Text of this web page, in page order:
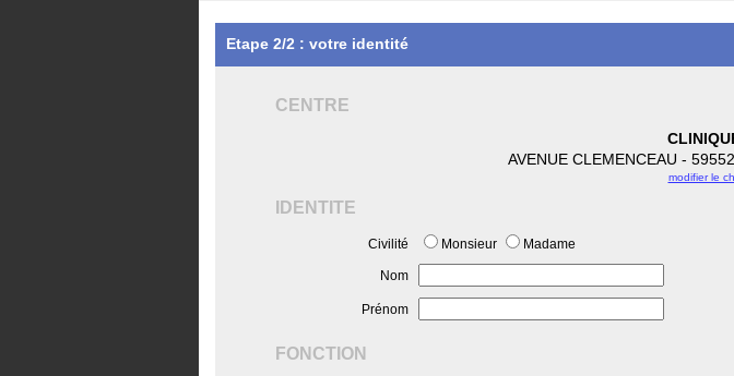
Etape 2/2 : votre identité
CENTRE
AVENUE CLEMENCEAU -
modifier le
IDENTITE
Civilité Monsieur Madame
Nom
Prénom
FONCTION